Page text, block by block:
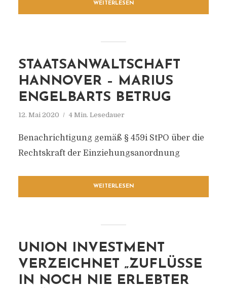
WEITERLESEN
STAATSANWALTSCHAFT
HANNOVER – MARIUS
ENGELBARTS BETRUG
12. Mai 2020 4 Min. Lesedauer
Benachrichtigung gemäß § 459i StPO über die
Rechtskraft der Einziehungsanordnung
WEITERLESEN
UNION INVESTMENT
VERZEICHNET „ZUFLÜSSE
IN NOCH NIE ERLEBTER